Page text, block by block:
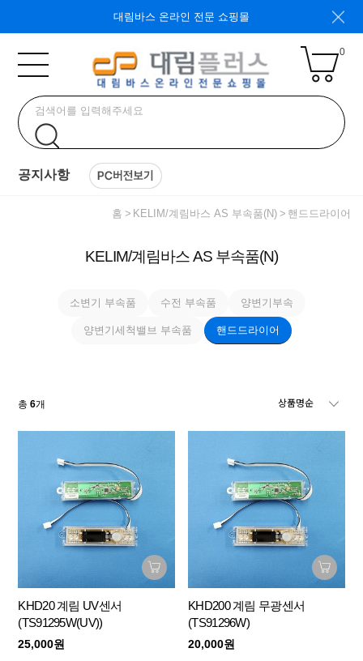
대림바스 온라인 전문 쇼핑몰
0
공지사항
홈 KELIM/계림바스 AS 부속품(N) 핸드드라이어
KELIM/계림바스 AS 부속품(N)
소변기 부속품 수전 부속품 양변기부속
양변기세척밸브 부속품 핸드드라이어
총6개
KHD20 계림 UV센서
(TS91295W(UV))
25,000원
KHD200 계림 무광센서
(TS91296W)
20,000원